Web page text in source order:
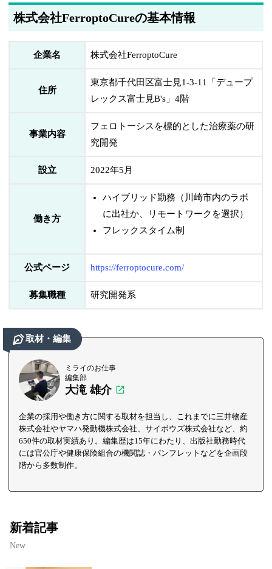
株式会社FerroptoCureの基本情報
企業名 株式会社FerroptoCure
住所
東京都千代田区富士見1-3-11「デュープ
レックス富士見B's」4階
事業内容
フェロトーシスを標的とした治療薬の研
究開発
設立 2022年5月
働き方
ハイブリッド勤務（川崎市内のラボ
に出社か、リモートワークを選択）
フレックスタイム制
公式ページ https://ferroptocure.com/
募集職種 研究開発系
取材・編集
ミライのお仕事
編集部
大滝 雄介
企業の採用や働き方に関する取材を担当し、これまでに三井物産
株式会社やヤマハ発動機株式会社、サイボウズ株式会社など、約
650件の取材実績あり。編集歴は15年にわたり、出版社勤務時代
には官公庁や健康保険組合の機関誌・パンフレットなどを企画段
階から多数制作。
新着記事
New